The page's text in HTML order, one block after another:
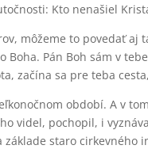
Kto nenašiel
môžeme to povedať
Boha. Pán Boh sám v
začína sa pre teba
období. A v
videl, pochopil, i
základe staro cirkevného